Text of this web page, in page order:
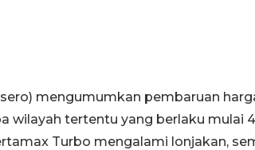
mengumumkan pembaruan
wilayah tertentu yang berlaku mulai
Turbo mengalami lonjakan,